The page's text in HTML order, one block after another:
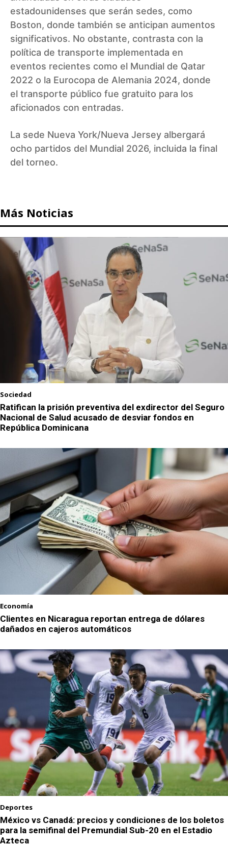
estadounidenses que serán sedes, como
Boston, donde también se anticipan aumentos
significativos. No obstante, contrasta con la
política de transporte implementada en
eventos recientes como el Mundial de Qatar
2022 o la Eurocopa de Alemania 2024, donde
el transporte público fue gratuito para los
aficionados con entradas.
La sede Nueva York/Nueva Jersey albergará
ocho partidos del Mundial 2026, incluida la final
del torneo.
Más Noticias
Sociedad
Ratifican la prisión preventiva del exdirector del Seguro
Nacional de Salud acusado de desviar fondos en
República Dominicana
Economía
Clientes en Nicaragua reportan entrega de dólares
dañados en cajeros automáticos
Deportes
México vs Canadá: precios y condiciones de los boletos
para la semifinal del Premundial Sub-20 en el Estadio
Azteca